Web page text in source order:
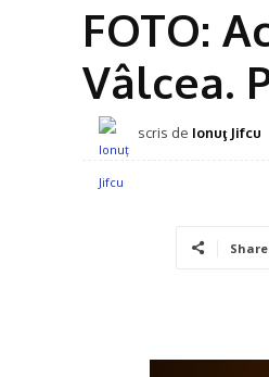
FOTO:
Vâlcea.
scris de Ionuţ Jifcu
Share